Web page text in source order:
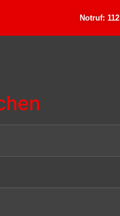
Notruf: 112